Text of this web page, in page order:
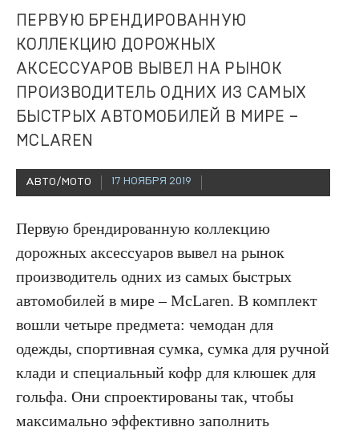
ПЕРВУЮ БРЕНДИРОВАННУЮ
КОЛЛЕКЦИЮ ДОРОЖНЫХ
АКСЕССУАРОВ ВЫВЕЛ НА РЫНОК
ПРОИЗВОДИТЕЛЬ ОДНИХ ИЗ САМЫХ
БЫСТРЫХ АВТОМОБИЛЕЙ В МИРЕ –
MCLAREN
АВТО/МОТО 17 НОЯБРЯ 2019
Первую брендированную коллекцию
дорожных аксессуаров вывел на рынок
производитель одних из самых быстрых
автомобилей в мире – McLaren. В комплект
вошли четыре предмета: чемодан для
одежды, спортивная сумка, сумка для ручной
клади и специальный кофр для клюшек для
гольфа. Они спроектированы так, чтобы
максимально эффективно заполнить